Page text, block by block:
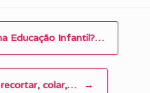
Educação Infantil?…
colar,… →